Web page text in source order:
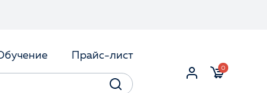
Прайс-лист
0